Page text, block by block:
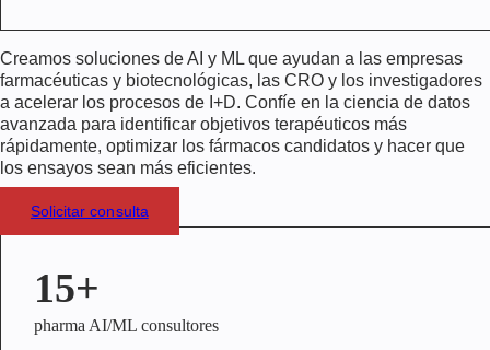
Creamos soluciones de AI y ML que ayudan a las empresas
farmacéuticas y biotecnológicas, las CRO y los investigadores
a acelerar los procesos de I+D. Confíe en la ciencia de datos
avanzada para identificar objetivos terapéuticos más
rápidamente, optimizar los fármacos candidatos y hacer que
los ensayos sean más eficientes.
Solicitar consulta
15+
pharma AI/ML consultores